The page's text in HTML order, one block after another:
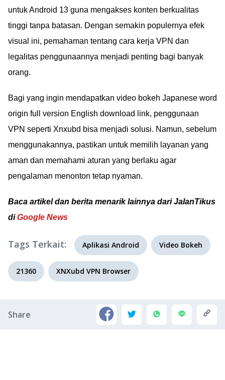
untuk Android 13 guna mengakses konten berkualitas
tinggi tanpa batasan. Dengan semakin populernya efek
visual ini, pemahaman tentang cara kerja VPN dan
legalitas penggunaannya menjadi penting bagi banyak
orang.
Bagi yang ingin mendapatkan video bokeh Japanese word
origin full version English download link, penggunaan
VPN seperti Xnxubd bisa menjadi solusi. Namun, sebelum
menggunakannya, pastikan untuk memilih layanan yang
aman dan memahami aturan yang berlaku agar
pengalaman menonton tetap nyaman.
Baca artikel dan berita menarik lainnya dari JalanTikus
diGoogle News
Tags Terkait: Aplikasi Android Video Bokeh
21360 XNXubd VPN Browser
Share